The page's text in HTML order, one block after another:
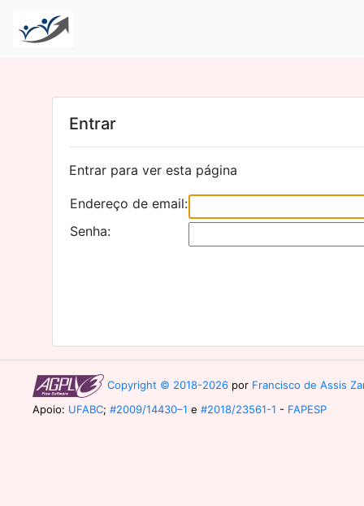
Entrar
Entrar para ver esta página
Endereço de email:
Senha:
Copyright © 2018-2026 por Francisco de Assis
Apoio: UFABC; #2009/14430–1 e #2018/23561-1 - FAPESP